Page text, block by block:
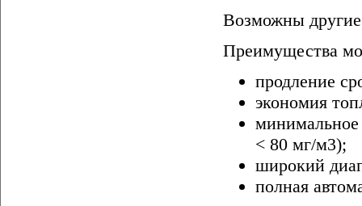
Возможны
Преимущества
продление
экономия
минимальное
< 80 мг/м3);
широкий
полная